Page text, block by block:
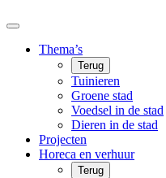
Thema’s
Terug
Tuinieren
Groene stad
Voedsel in de stad
Dieren in de stad
Projecten
Horeca en verhuur
Terug